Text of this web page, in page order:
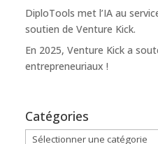
DiploTools met l’IA au
soutien de Venture Kick.
En 2025, Venture Kick a
entrepreneuriaux !
Catégories
Catégories